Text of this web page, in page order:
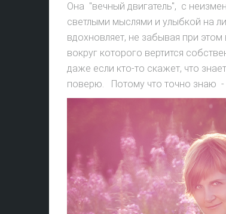
Она "вечный двигатель", с
светлыми мыслями и улыбкой на
вдохновляет, не забывая при
вокруг которого вертится
даже если кто-то скажет, что
поверю. Потому что точно знаю -